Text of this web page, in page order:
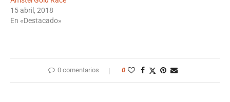
15 abril, 2018
En «Destacado»
0 comentarios 0